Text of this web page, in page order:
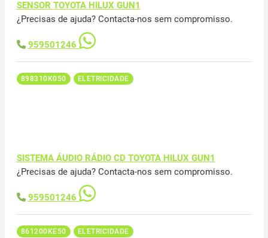
SENSOR TOYOTA HILUX GUN1
¿Precisas de ajuda? Contacta-nos sem compromisso.
959501246
898310K050 ELETRICIDADE
SISTEMA ÁUDIO RÁDIO CD TOYOTA HILUX GUN1
¿Precisas de ajuda? Contacta-nos sem compromisso.
959501246
861200KE50 ELETRICIDADE